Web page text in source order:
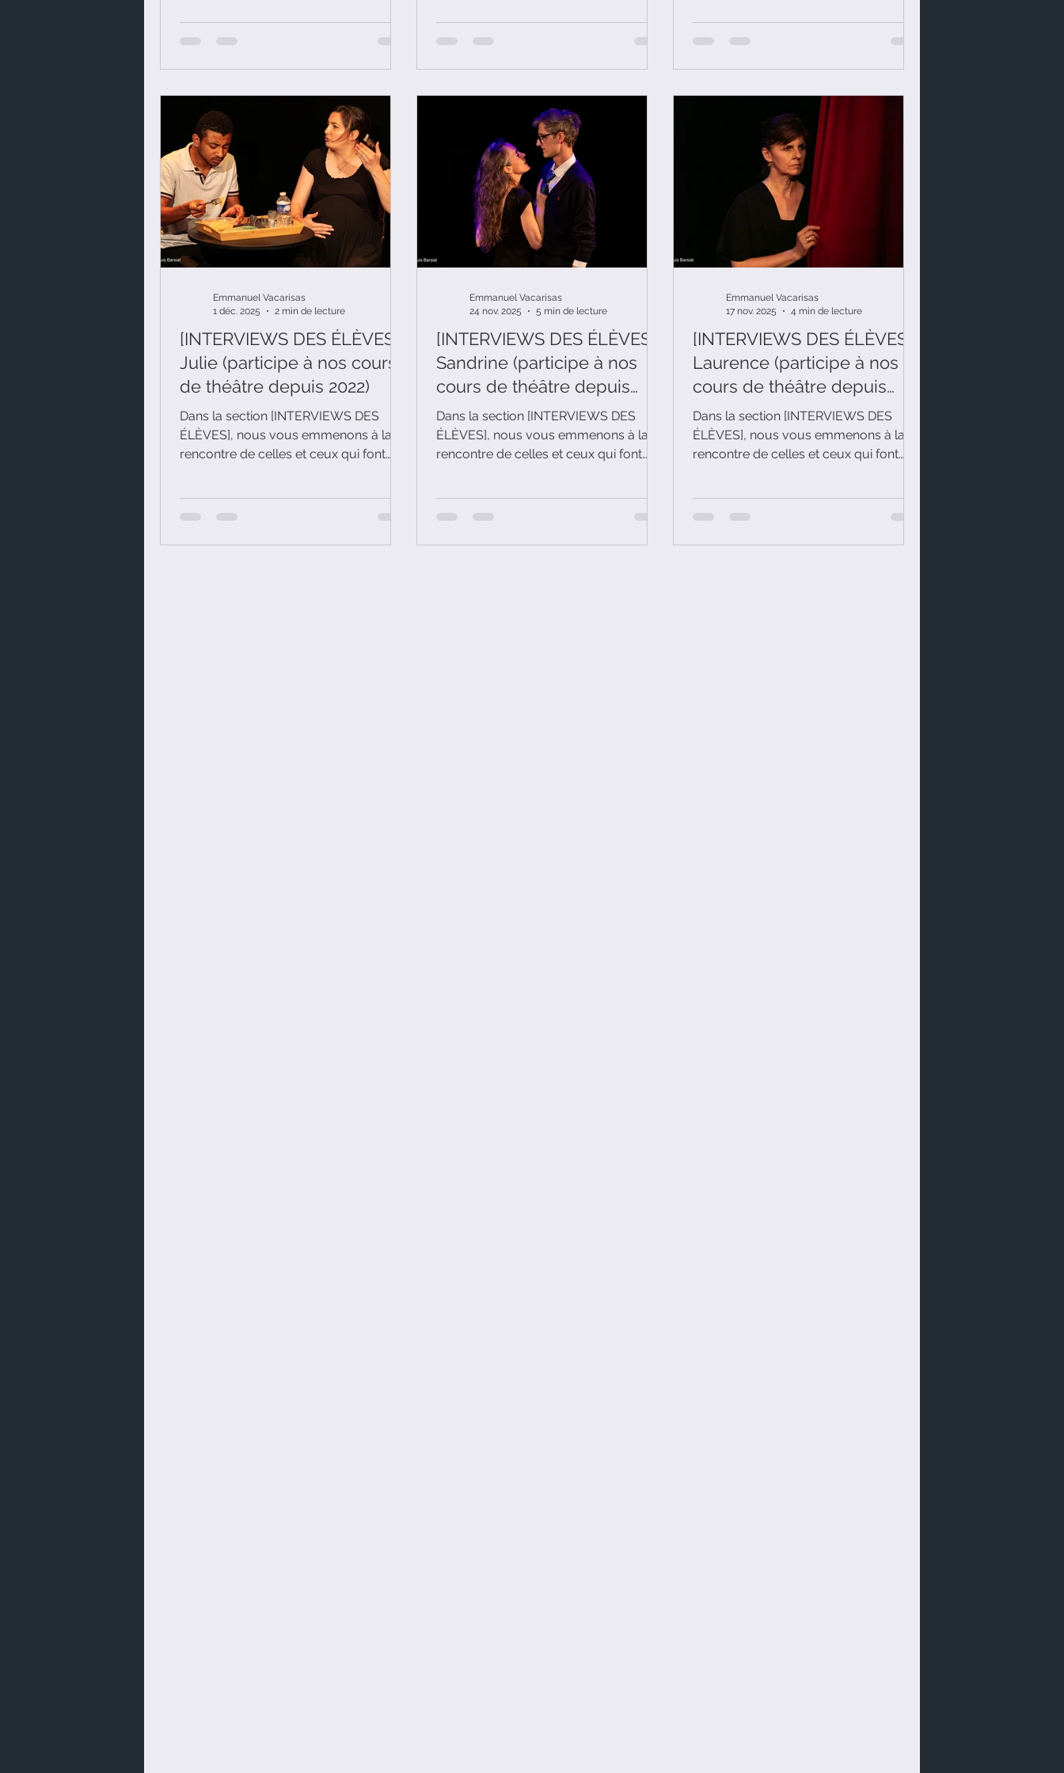
s'agit de "La Délaissée" de Max Maurey.
théâtre de Pauline Sales "Les deux
[INTERVIEWS DES ÉLÈVES]
Julie (participe à nos cours
de théâtre depuis 2022)
Dans la section [INTERVIEWS DES
ÉLÈVES], nous vous emmenons à la
rencontre de celles et ceux qui font
nos cours de théâtre depuis 2022) qui
Emmanuel Vacarisas
1 déc. 2025
2 min de lecture
[INTERVIEWS DES ÉLÈVES]
Sandrine (participe à nos
cours de théâtre depuis
2022)
Dans la section [INTERVIEWS DES
ÉLÈVES], nous vous emmenons à la
rencontre de celles et ceux qui font
participe à nos cours de théâtre depuis
Emmanuel Vacarisas
24 nov. 2025
5 min de lecture
[INTERVIEWS DES ÉLÈVES]
Laurence (participe à nos
cours de théâtre depuis
2023)
Dans la section [INTERVIEWS DES
ÉLÈVES], nous vous emmenons à la
rencontre de celles et ceux qui font
participe à nos cours de théâtre depuis
Emmanuel Vacarisas
17 nov. 2025
4 min de lecture